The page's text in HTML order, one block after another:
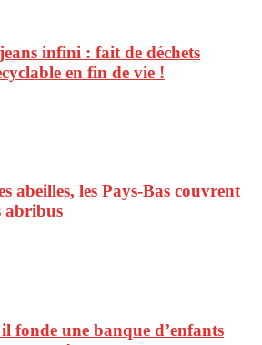
infini : fait de déchets
en fin de vie !
abeilles, les Pays-Bas couvrent
abribus
fonde une banque d’enfants